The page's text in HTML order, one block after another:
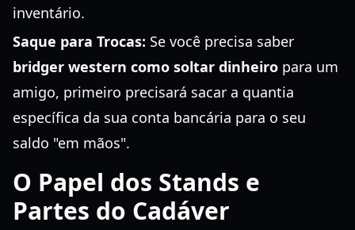
inventário.
Saque para Trocas: Se você precisa saber
bridger western como soltar dinheiro para um
amigo, primeiro precisará sacar a quantia
específica da sua conta bancária para o seu
saldo "em mãos".
O Papel dos Stands e
Partes do Cadáver